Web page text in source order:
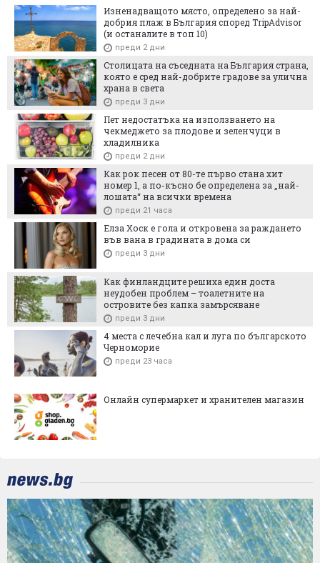
Изненадващото място, определено за най-
добрия плаж в България според TripAdvisor
(и останалите в топ 10)
преди 2 дни
Столицата на съседната на България страна,
която е сред най-добрите градове за улична
храна в света
преди 3 дни
Пет недостатъка на използването на
чекмеджето за плодове и зеленчуци в
хладилника
преди 2 дни
Как рок песен от 80-те първо стана хит
номер 1, а по-късно бе определена за „най-
лошата“ на всички времена
преди 21 часа
Елза Хоск е гола и откровена за раждането
във вана в градината в дома си
преди 3 дни
Как финландците решиха един доста
неудобен проблем – тоалетните на
островите без капка замърсяване
преди 3 дни
4 места с лечебна кал и луга по българското
Черноморие
преди 23 часа
Онлайн супермаркет и хранителен магазин